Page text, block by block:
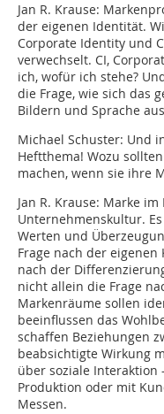
Jan R. Krause:
der eigenen Identität.
Corporate Identity und
verwechselt. CI,
ich, wofür ich stehe?
die Frage, wie sich das
Bildern und Sprache
Michael Schuster: Und
Heftthema! Wozu
machen, wenn sie ihre
Jan R. Krause: Marke im
Unternehmenskultur.
Werten und
Frage nach der
nach der
nicht allein die Frage
Markenräume sollen
beeinflussen das
schaffen Beziehungen
beabsichtigte Wirkung
über soziale
Produktion oder mit
Messen.